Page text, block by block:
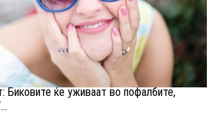
Биковите ќе уживаат во пофалбите,